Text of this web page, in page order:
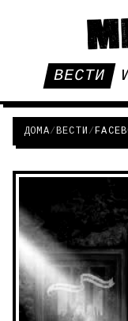
ВЕСТИ
ДОМА/ВЕСТИ /